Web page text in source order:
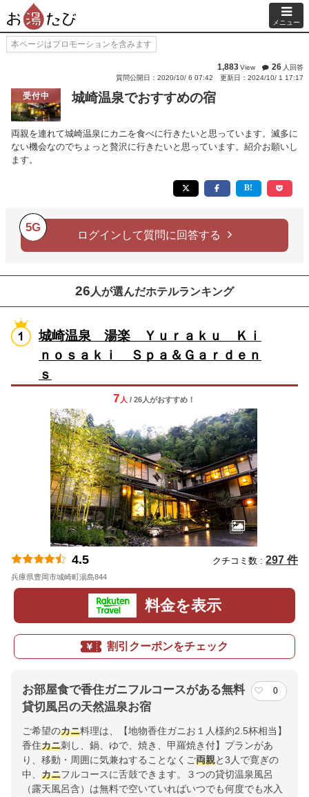
メニュー
本ページはプロモーションを含みます
1,883View 26 人回答
質問公開日：2020/10/ 6 07:42
更新日：2024/10/ 1 17:17
受付中 城崎温泉でおすすめの宿
両親を連れて城崎温泉にカニを食べに行きたいと思っています。滅多に
ない機会なのでちょっと贅沢に行きたいと思っています。紹介お願いし
ます。
5G
ログインして質問に回答する
26 人が選んだホテルランキング
城崎温泉 湯楽 Ｙｕｒａｋｕ Ｋｉ
ｎｏｓａｋｉ Ｓｐａ＆Ｇａｒｄｅｎ
ｓ
7 人 / 26人がおすすめ！
4.5 クチコミ数 : 297 件
兵庫県豊岡市城崎町湯島844
料金を表示
割引クーポンをチェック
お部屋食で香住ガニフルコースがある無料
貸切風呂の天然温泉お宿
0
ご希望のカニ料理は、【地物香住ガニお１人様約2.5杯相当】
香住カニ刺し、鍋、ゆで、焼き、甲羅焼き付】プランがあ
り、移動・周囲に気兼ねすることなくご両親と3人で寛ぎの
中、 カニフルコースに舌鼓できます。３つの貸切温泉風呂
（露天風呂含）は無料で空いていればいつでも何度でも水入